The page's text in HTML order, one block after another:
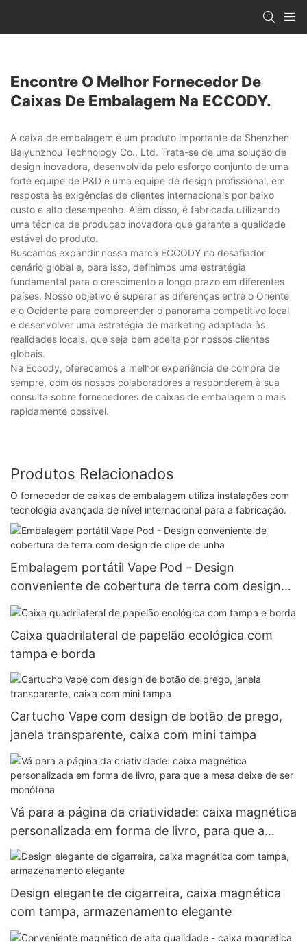
Encontre O Melhor Fornecedor De
Caixas De Embalagem Na ECCODY.
A caixa de embalagem é um produto importante da Shenzhen
Baiyunzhou Technology Co., Ltd. Trata-se de uma solução de
design inovadora, desenvolvida pelo esforço conjunto de uma
forte equipe de P&D e uma equipe de design profissional, em
resposta às exigências de clientes internacionais por baixo
custo e alto desempenho. Além disso, é fabricada utilizando
uma técnica de produção inovadora que garante a qualidade
estável do produto.
Buscamos expandir nossa marca ECCODY no desafiador
cenário global e, para isso, definimos uma estratégia
fundamental para o crescimento a longo prazo em diferentes
países. Nosso objetivo é superar as diferenças entre o Oriente
e o Ocidente para compreender o panorama competitivo local
e desenvolver uma estratégia de marketing adaptada às
realidades locais, que seja bem aceita por nossos clientes
globais.
Na Eccody, oferecemos a melhor experiência de compra de
sempre, com os nossos colaboradores a responderem à sua
consulta sobre fornecedores de caixas de embalagem o mais
rapidamente possível.
Produtos Relacionados
O fornecedor de caixas de embalagem utiliza instalações com
tecnologia avançada de nível internacional para a fabricação.
Embalagem portátil Vape Pod - Design
conveniente de cobertura de terra com design
de clipe de unha
Caixa quadrilateral de papelão ecológica com
tampa e borda
Cartucho Vape com design de botão de prego,
janela transparente, caixa com mini tampa
Vá para a página da criatividade: caixa magnética
personalizada em forma de livro, para que a
mesa deixe de ser monótona
Design elegante de cigarreira, caixa magnética
com tampa, armazenamento elegante